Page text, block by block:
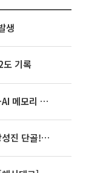
생
기록
SK하이닉스, 용인·청주에 54조 투자…AI 메모리 생산기지 키운다
'2TV 생생정보' 오늘방송맛집- 배우 강성진 단골! 쌀국수ㆍ푸팟퐁 커리 맛집 '블○○○'